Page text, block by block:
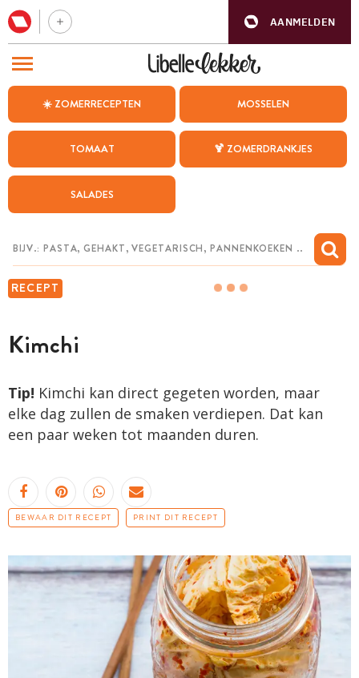
AANMELDEN
☀️ ZOMERRECEPTEN MOSSELEN
TOMAAT 🍹 ZOMERDRANKJES
SALADES
RECEPT
Kimchi
Tip! Kimchi kan direct gegeten worden, maar
elke dag zullen de smaken verdiepen. Dat kan
een paar weken tot maanden duren.
BEWAAR DIT RECEPT PRINT DIT RECEPT
BEZOEK ONZE ANDERE WEBSITES
WEEKMENU
CHAT MET MAIA
MIJN BEWAARDE RECEPTEN